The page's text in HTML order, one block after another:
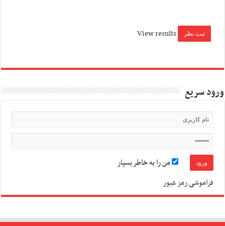
View results
ورود سریع
من را به خاطر بسپار
فراموشی رمز عبور